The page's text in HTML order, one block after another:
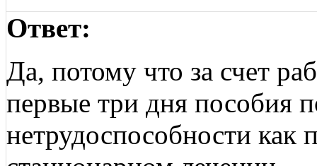
Ответ:
Да, потому что за счет
первые три дня пособия
нетрудоспособности как